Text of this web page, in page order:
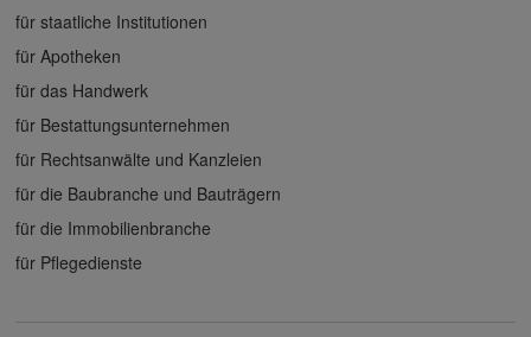
für staatliche Institutionen
für Apotheken
für das Handwerk
für Bestattungsunternehmen
für Rechtsanwälte und Kanzleien
für die Baubranche und Bauträgern
für die Immobilienbranche
für Pflegedienste